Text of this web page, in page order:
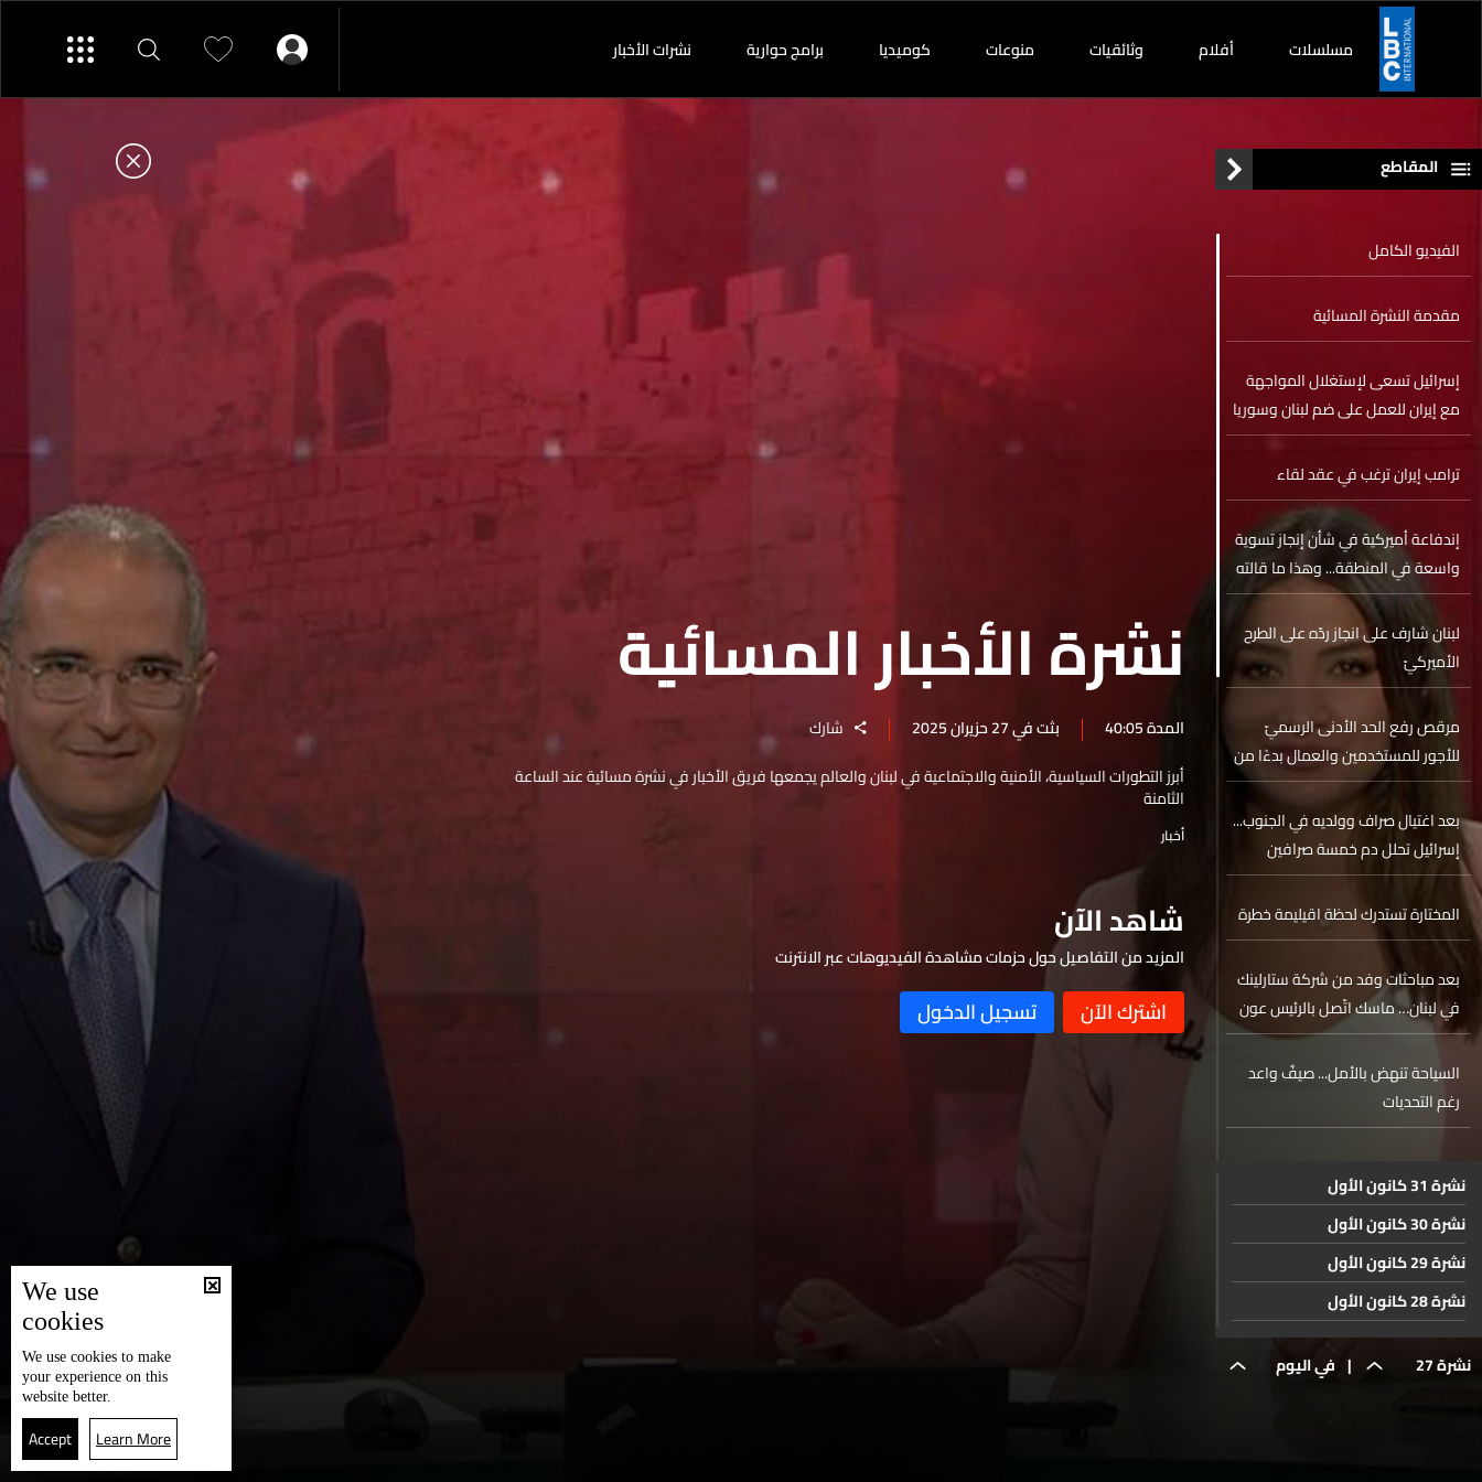
مسلسلات أفلام وثائقيات منوعات كوميديا برامج حوارية نشرات الأخبار
نشرة الأخبار المسائية
المدة 40:05 بثت في 27 حزيران 2025
شارك
أبرز التطورات السياسية، الأمنية والاجتماعية في لبنان والعالم يجمعها فريق الأخبار في نشرة مسائية عند الساعة
الثامنة
أخبار
شاهد الآن
المزيد من التفاصيل حول حزمات مشاهدة الفيديوهات عبر الانترنت
المقاطع
الفيديو الكامل
مقدمة النشرة المسائية
إسرائيل تسعى لإستغلال المواجهة
مع إيران للعمل على ضم لبنان وسوريا
إلى الاتفاقيات الإبراهيمية
ترامب إيران ترغب في عقد لقاء
إندفاعة أميركية في شأن إنجاز تسوية
واسعة في المنطقة... وهذا ما قالته
هبة نصر للـLBCI
لبنان شارف على انجاز ردّه على الطرح
الأميركيّ
مرقص رفع الحد الأدنى الرسميّ
للأجور للمستخدمين والعمال بدءًا من
الشهر المقبل
بعد اغتيال صراف وولديه في الجنوب...
إسرائيل تحلل دم خمسة صرافين
لبنانيين
المختارة تستدرك لحظة اقيليمة خطرة
بعد مباحثات وفد من شركة ستارلينك
في لبنان… ماسك اتّصل بالرئيس عون
السياحة تنهض بالأمل... صيفٌ واعد
رغم التحديات
جرعة فضول ممكن تكون آخر جرعة
ملف المعادن النادرة... نحو الإنفراج
محطات في البقاع طبعت في زيارة
ذخائر القديسة تيريز الطفل يسوع
نشرة 27 | في اليوم
نشرة 31 كانون الأول
نشرة 30 كانون الأول
نشرة 29 كانون الأول
نشرة 28 كانون الأول
نشرة 27 كانون الأول
نشرة 26 كانون الأول
We use
cookies
We use cookies to make
your experience on this
website better.
Accept Learn More